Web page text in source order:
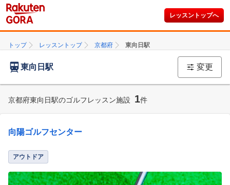
レッスントップへ
トップ レッスントップ 京都府 東向日駅
東向日駅 変更
京都府東向日駅のゴルフレッスン施設 1件
向陽ゴルフセンター
アウトドア